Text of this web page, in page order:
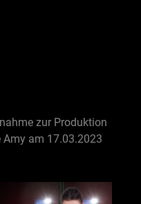
zur Produktion
am 17.03.2023